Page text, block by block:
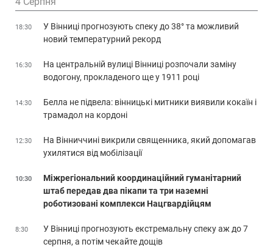
18:30
У Вінниці прогнозують спеку до 38° та можливий
новий температурний рекорд
16:30
На центральній вулиці Вінниці розпочали заміну
водогону, прокладеного ще у 1911 році
14:30
Белла не підвела: вінницькі митники виявили кокаїн і
трамадол на кордоні
12:30
На Вінниччині викрили священника, який допомагав
ухилятися від мобілізації
10:30
Міжрегіональний координаційний гуманітарний
штаб передав два пікапи та три наземні
роботизовані комплекси Нацгвардійцям
8:30
У Вінниці прогнозують екстремальну спеку аж до 7
серпня, а потім чекайте дощів